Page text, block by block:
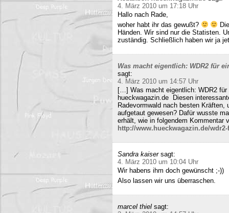
4. März 2010 um 17:18 Uhr
Hallo nach Rade,
woher habt ihr das gewußt?
Händen. Wir sind nur die Statisten.
zuständig. Schließlich haben wir ja
Was macht eigentlich: WDR2 für
sagt:
4. März 2010 um 14:57 Uhr
[…] Was macht eigentlich: WDR2
hueckwagazin.de Diesen
Radevormwald nach besten
aufgetaut gewesen? Dafür wusste
erhält, wie in folgendem Kommentar
http://www.hueckwagazin.de/
Sandra kaiser sagt:
4. März 2010 um 10:04 Uhr
Wir habens ihm doch gewünscht ;-))
Also lassen wir uns überraschen.
marcel thiel sagt: